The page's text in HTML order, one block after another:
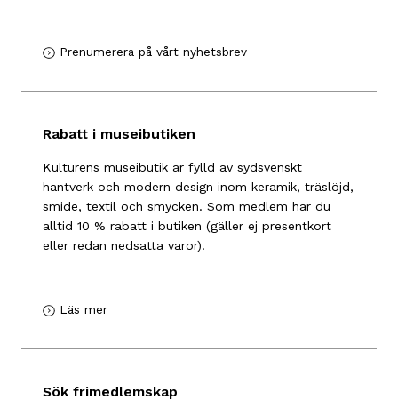
Prenumerera på vårt nyhetsbrev
Rabatt i museibutiken
Kulturens museibutik är fylld av sydsvenskt
hantverk och modern design inom keramik, träslöjd,
smide, textil och smycken. Som medlem har du
alltid 10 % rabatt i butiken (gäller ej presentkort
eller redan nedsatta varor).
Läs mer
Sök frimedlemskap